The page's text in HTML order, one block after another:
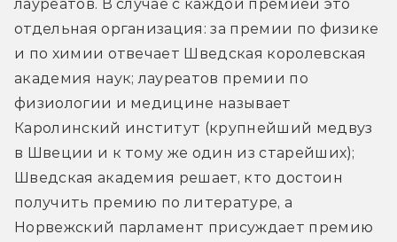
лауреатов. В случае с каждой премией это
отдельная организация: за премии по физике
и по химии отвечает Шведская королевская
академия наук; лауреатов премии по
физиологии и медицине называет
Каролинский институт (крупнейший медвуз
в Швеции и к тому же один из старейших);
Шведская академия решает, кто достоин
получить премию по литературе, а
Норвежский парламент присуждает премию